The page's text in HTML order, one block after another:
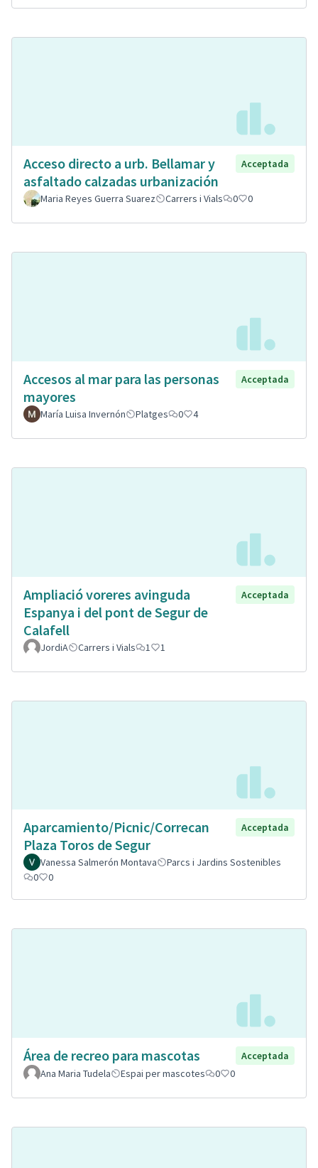
Acceso directo a urb. Bellamar y
asfaltado calzadas urbanización
Acceptada
Maria Reyes Guerra Suarez Carrers i Vials 0 0
Accesos al mar para las personas
mayores
Acceptada
María Luisa Invernón Platges 0 4
Ampliació voreres avinguda
Espanya i del pont de Segur de
Calafell
Acceptada
JordiA Carrers i Vials 1 1
Aparcamiento/Picnic/Correcan
Plaza Toros de Segur
Acceptada
Vanessa Salmerón Montava
Parcs i Jardins Sostenibles
0
0
Área de recreo para mascotas
Acceptada
Ana Maria Tudela
Espai per mascotes 0 0